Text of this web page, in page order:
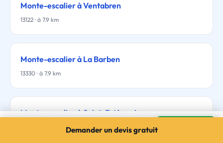
Monte-escalier à Ventabren
13122 · à 7.9 km
Monte-escalier à La Barben
13330 · à 7.9 km
Monte-escalier à Saint-Estève-Janson
3 devis gratuits · sans engagementDemander un devis gratuit